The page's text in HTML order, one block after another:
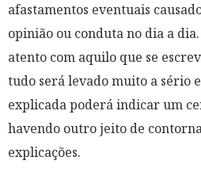
afastamentos eventuais
opinião ou conduta no dia a
atento com aquilo que se
tudo será levado muito a sério
explicada poderá indicar um
havendo outro jeito de
explicações.